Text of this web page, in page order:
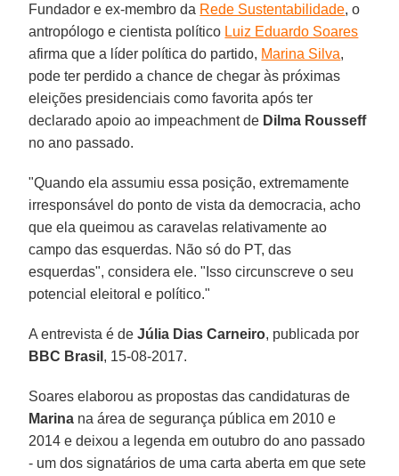
Fundador e ex-membro da Rede Sustentabilidade, o
antropólogo e cientista político Luiz Eduardo Soares
afirma que a líder política do partido, Marina Silva,
pode ter perdido a chance de chegar às próximas
eleições presidenciais como favorita após ter
declarado apoio ao impeachment de Dilma Rousseff
no ano passado.
"Quando ela assumiu essa posição, extremamente
irresponsável do ponto de vista da democracia, acho
que ela queimou as caravelas relativamente ao
campo das esquerdas. Não só do PT, das
esquerdas", considera ele. "Isso circunscreve o seu
potencial eleitoral e político."
A entrevista é deJúlia Dias Carneiro, publicada por
BBC Brasil , 15-08-2017.
Soares elaborou as propostas das candidaturas de
Marina na área de segurança pública em 2010 e
2014 e deixou a legenda em outubro do ano passado
- um dos signatários de uma carta aberta em que sete